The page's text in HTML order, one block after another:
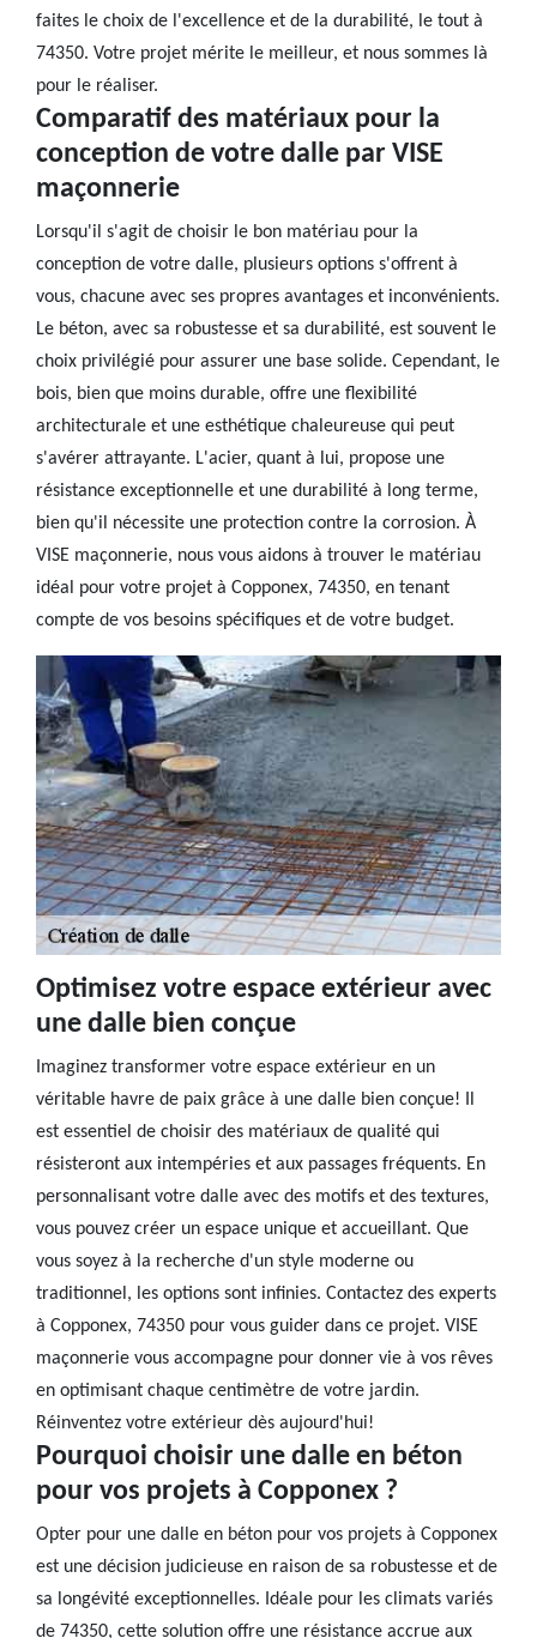
faites le choix de l'excellence et de la durabilité, le tout à
74350. Votre projet mérite le meilleur, et nous sommes là
pour le réaliser.
Comparatif des matériaux pour la
conception de votre dalle par VISE
maçonnerie
Lorsqu'il s'agit de choisir le bon matériau pour la
conception de votre dalle, plusieurs options s'offrent à
vous, chacune avec ses propres avantages et inconvénients.
Le béton, avec sa robustesse et sa durabilité, est souvent le
choix privilégié pour assurer une base solide. Cependant, le
bois, bien que moins durable, offre une flexibilité
architecturale et une esthétique chaleureuse qui peut
s'avérer attrayante. L'acier, quant à lui, propose une
résistance exceptionnelle et une durabilité à long terme,
bien qu'il nécessite une protection contre la corrosion. À
VISE maçonnerie, nous vous aidons à trouver le matériau
idéal pour votre projet à Copponex, 74350, en tenant
compte de vos besoins spécifiques et de votre budget.
Optimisez votre espace extérieur avec
une dalle bien conçue
Imaginez transformer votre espace extérieur en un
véritable havre de paix grâce à une dalle bien conçue! Il
est essentiel de choisir des matériaux de qualité qui
résisteront aux intempéries et aux passages fréquents. En
personnalisant votre dalle avec des motifs et des textures,
vous pouvez créer un espace unique et accueillant. Que
vous soyez à la recherche d'un style moderne ou
traditionnel, les options sont infinies. Contactez des experts
à Copponex, 74350 pour vous guider dans ce projet. VISE
maçonnerie vous accompagne pour donner vie à vos rêves
en optimisant chaque centimètre de votre jardin.
Réinventez votre extérieur dès aujourd'hui!
Pourquoi choisir une dalle en béton
pour vos projets à Copponex ?
Opter pour une dalle en béton pour vos projets à Copponex
est une décision judicieuse en raison de sa robustesse et de
sa longévité exceptionnelles. Idéale pour les climats variés
de 74350, cette solution offre une résistance accrue aux